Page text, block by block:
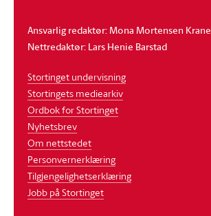
Ansvarlig redaktør: Mona Mortensen Krane
Nettredaktør: Lars Henie Barstad
Stortinget undervisning
Stortingets mediearkiv
Ordbok for Stortinget
Nyhetsbrev
Om nettstedet
Personvernerklæring
Tilgjengelighetserklæring
Jobb på Stortinget